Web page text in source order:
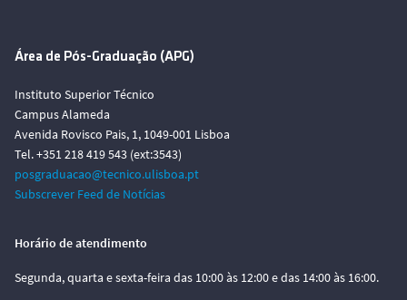
Área de Pós-Graduação (APG)
Instituto Superior Técnico
Campus Alameda
Avenida Rovisco Pais, 1, 1049-001 Lisboa
Tel. +351 218 419 543 (ext:3543)
posgraduacao@tecnico.ulisboa.pt
Subscrever Feed de Notícias
Horário de atendimento
Segunda, quarta e sexta-feira das 10:00 às 12:00 e das 14:00 às 16:00.